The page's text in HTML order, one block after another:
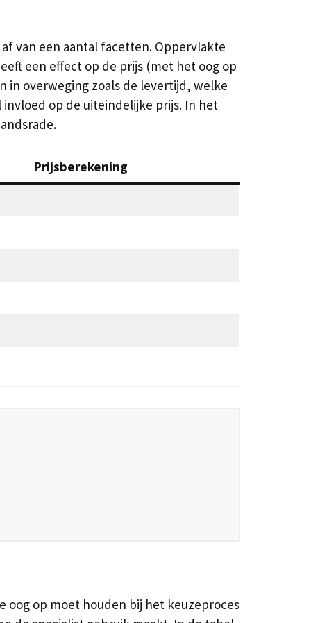
van een aantal facetten. Oppervlakte
een effect op de prijs (met het oog op
in overweging zoals de levertijd, welke
op de uiteindelijke prijs. In het
Prijsberekening
oog op moet houden bij het keuzeproces